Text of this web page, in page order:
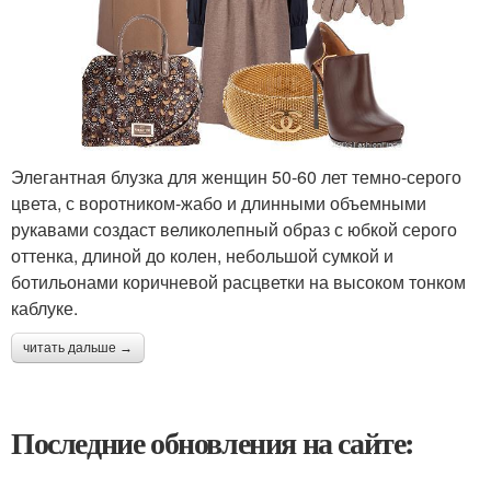
Элегантная блузка для женщин 50-60 лет темно-серого
цвета, с воротником-жабо и длинными объемными
рукавами создаст великолепный образ с юбкой серого
оттенка, длиной до колен, небольшой сумкой и
ботильонами коричневой расцветки на высоком тонком
каблуке.
читать дальше →
Последние обновления на сайте: